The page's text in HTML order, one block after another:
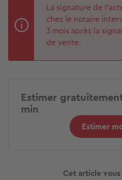
La signature de
chez le notaire
3 mois après la
de vente.
Estimer
min
Estimer
Cet article